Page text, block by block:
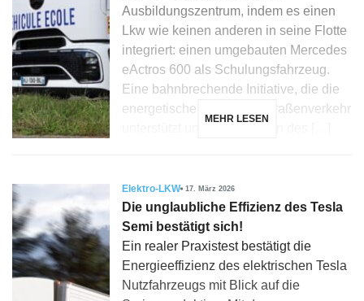
Ausbildungszentrum, indem es einen
Lkw wie keinen anderen in seine Flotte
integriert: einen umgebauten Mercedes
eActros 600 als Schulungsfahrzeug.
Eine bahnbrechende Initiative, die die
energetische Wende im Straßenverkehr
MEHR LESEN
Elektro-LKW 17. März 2026
Die unglaubliche Effizienz des Tesla
Semi bestätigt sich!
Ein realer Praxistest bestätigt die
Energieeffizienz des elektrischen Tesla
Nutzfahrzeugs mit Blick auf die